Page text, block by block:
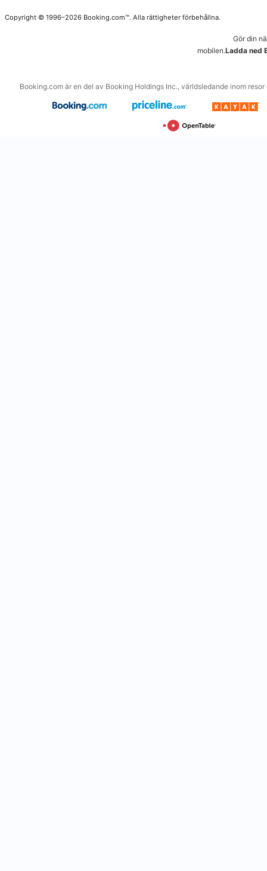
Copyright © 1996–2026 Booking.com™. Alla rättigheter förbehållna.
Gör din
mobilen.Ladda ned
Booking.com är en del av Booking Holdings Inc., världsledande inom